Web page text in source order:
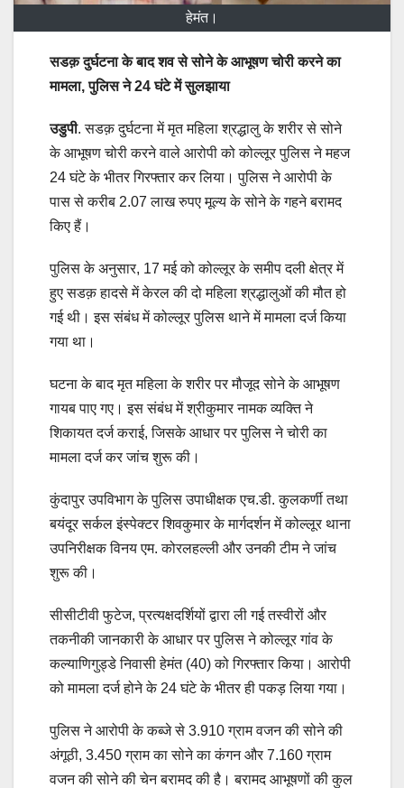
हेमंत।
सडक़ दुर्घटना के बाद शव से सोने के आभूषण चोरी करने का
मामला, पुलिस ने 24 घंटे में सुलझाया
उडुपी. सडक़ दुर्घटना में मृत महिला श्रद्धालु के शरीर से सोने
के आभूषण चोरी करने वाले आरोपी को कोल्लूर पुलिस ने महज
24 घंटे के भीतर गिरफ्तार कर लिया। पुलिस ने आरोपी के
पास से करीब 2.07 लाख रुपए मूल्य के सोने के गहने बरामद
किए हैं।
पुलिस के अनुसार, 17 मई को कोल्लूर के समीप दली क्षेत्र में
हुए सडक़ हादसे में केरल की दो महिला श्रद्धालुओं की मौत हो
गई थी। इस संबंध में कोल्लूर पुलिस थाने में मामला दर्ज किया
गया था।
घटना के बाद मृत महिला के शरीर पर मौजूद सोने के आभूषण
गायब पाए गए। इस संबंध में श्रीकुमार नामक व्यक्ति ने
शिकायत दर्ज कराई, जिसके आधार पर पुलिस ने चोरी का
मामला दर्ज कर जांच शुरू की।
कुंदापुर उपविभाग के पुलिस उपाधीक्षक एच.डी. कुलकर्णी तथा
बयंदूर सर्कल इंस्पेक्टर शिवकुमार के मार्गदर्शन में कोल्लूर थाना
उपनिरीक्षक विनय एम. कोरलहल्ली और उनकी टीम ने जांच
शुरू की।
सीसीटीवी फुटेज, प्रत्यक्षदर्शियों द्वारा ली गई तस्वीरों और
तकनीकी जानकारी के आधार पर पुलिस ने कोल्लूर गांव के
कल्याणिगुड्डे निवासी हेमंत (40) को गिरफ्तार किया। आरोपी
को मामला दर्ज होने के 24 घंटे के भीतर ही पकड़ लिया गया।
पुलिस ने आरोपी के कब्जे से 3.910 ग्राम वजन की सोने की
अंगूठी, 3.450 ग्राम का सोने का कंगन और 7.160 ग्राम
वजन की सोने की चेन बरामद की है। बरामद आभूषणों की कुल